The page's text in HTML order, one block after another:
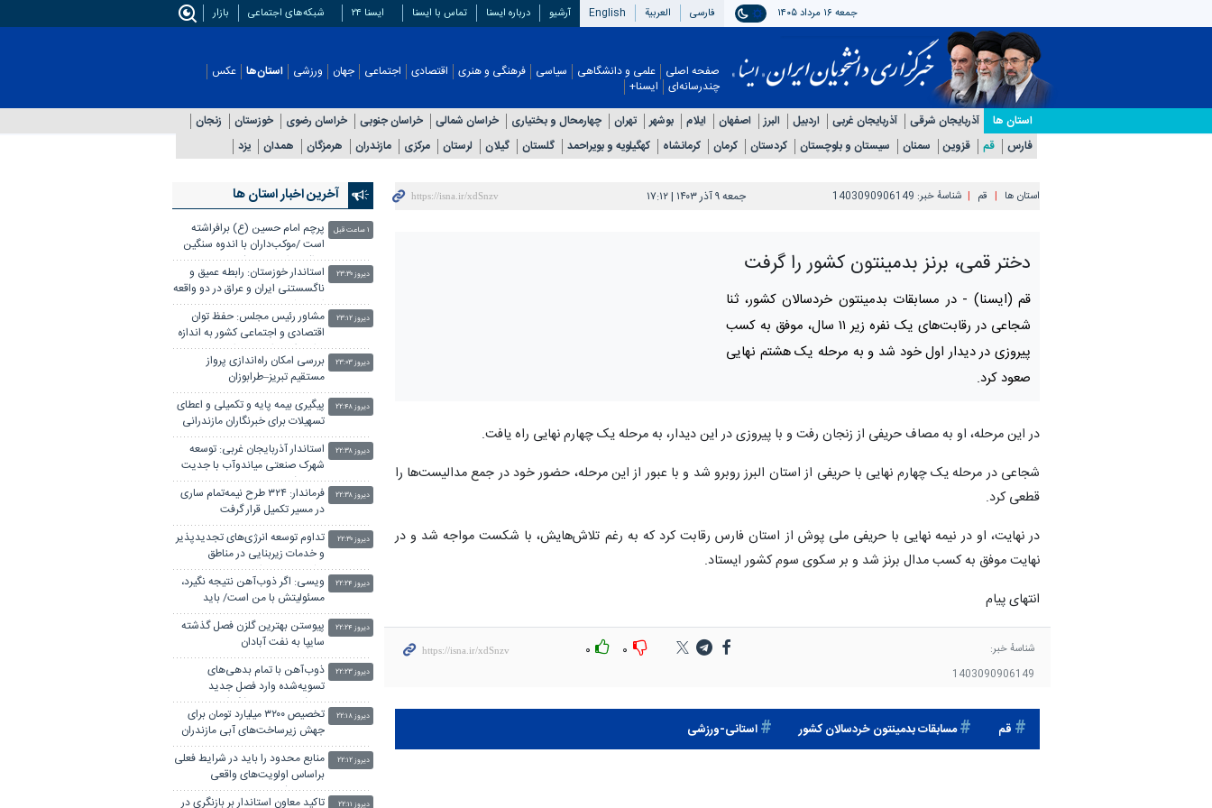
جمعه ۱۶ مرداد ۱۴۰۵ فارسی العربیة English آرشیو درباره ایسنا تماس با ایسنا ایسنا ۲۴ شبکه‌های اجتماعی بازار
صفحه اصلی علمی و دانشگاهی سیاسی فرهنگی و هنری اقتصادی اجتماعی جهان ورزشی استان‌ها
استان ها آذربایجان شرقی آذربایجان غربی اردبیل البرز اصفهان ایلام بوشهر تهران چهارمحال و بختیاری خراسان شمالی خراسان جنوبی خراسان رضوی خوزستان
زنجان
فارس
قم قزوین سمنان سیستان و بلوچستان کردستان کرمان کرمانشاه کهگیلویه و بویراحمد گلستان گیلان لرستان مرکزی مازندران هرمزگان همدان یزد
عکس
چندرسانه‌ای ایسنا+
استان ها قم شناسهٔ خبر: 1403090906149 جمعه ۹ آذر ۱۴۰۳ | ۱۷:۱۲
دختر قمی، برنز بدمینتون کشور را گرفت
قم (ایسنا) -در مسابقات بدمینتون خردسالان کشور، ثنا
شجاعی در رقابت‌های یک نفره زیر ۱۱ سال، موفق به کسب
پیروزی در دیدار اول خود شد و به مرحله یک هشتم نهایی
صعود کرد.
در این مرحله، او به مصاف حریفی از زنجان رفت و با پیروزی در این دیدار، به مرحله یک چهارم نهایی راه یافت.
شجاعی در مرحله یک چهارم نهایی با حریفی از استان البرز روبرو شد و با عبور از این مرحله، حضور خود در جمع مدالیست‌ها را
قطعی کرد.
در نهایت، او در نیمه نهایی با حریفی ملی پوش از استان فارس رقابت کرد که به رغم تلاش‌هایش، با شکست مواجه شد و در
نهایت موفق به کسب مدال برنز شد و بر سکوی سوم کشور ایستاد.
انتهای پیام
شناسهٔ خبر:
1403090906149
۰ ۰
قم مسابقات بدمینتون خردسالان کشور استانی-ورزشی
آخرین اخبار استان ها
پرچم امام حسین (ع) برافراشته
است /موکب‌داران با اندوه سنگین
مواکب را جمع می کنند
۱ ساعت قبل
استاندار خوزستان: رابطه عمیق و
ناگسستنی ایران و عراق در دو واقعه
اخیر مشهود بود
دیروز ۲۳:۳۰
مشاور رئیس مجلس: حفظ توان
اقتصادی و اجتماعی کشور به اندازه
توان دفاعی اهمیت دارد
دیروز ۲۳:۱۲
بررسی امکان راه‌اندازی پرواز
مستقیم تبریز–طرابوزان
دیروز ۲۳:۰۳
پیگیری بیمه پایه و تکمیلی و اعطای
تسهیلات برای خبرنگاران مازندرانی
دیروز ۲۲:۴۸
استاندار آذربایجان غربی: توسعه
شهرک صنعتی میاندوآب با جدیت
دنبال شود
دیروز ۲۲:۳۸
فرماندار: ۳۲۴ طرح نیمه‌تمام ساری
در مسیر تکمیل قرار گرفت
دیروز ۲۲:۳۸
تداوم توسعه انرژی‌های تجدیدپذیر
و خدمات زیربنایی در مناطق
عشایری مازندران
دیروز ۲۲:۳۰
ویسی: اگر ذوب‌آهن نتیجه نگیرد،
مسئولیتش با من است/ باید
خودمان ستاره بسازیم
دیروز ۲۲:۲۴
پیوستن بهترین گلزن فصل گذشته
سایپا به نفت آبادان
دیروز ۲۲:۲۴
ذوب‌آهن با تمام بدهی‌های
تسویه‌شده وارد فصل جدید
می‌شود/سال‌های شکوفایی
ذوب‌آهن در راه است
دیروز ۲۲:۲۳
تخصیص ۳۲۰۰ میلیارد تومان برای
جهش زیرساخت‌های آبی مازندران
دیروز ۲۲:۱۸
منابع محدود را باید در شرایط فعلی
براساس اولویت‌های واقعی
مدیریت کرد
دیروز ۲۲:۱۲
تاکید معاون استاندار بر بازنگری در
دیروز ۲۲:۱۱